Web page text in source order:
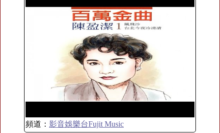
頻道： 影音娛樂台Fujit Music